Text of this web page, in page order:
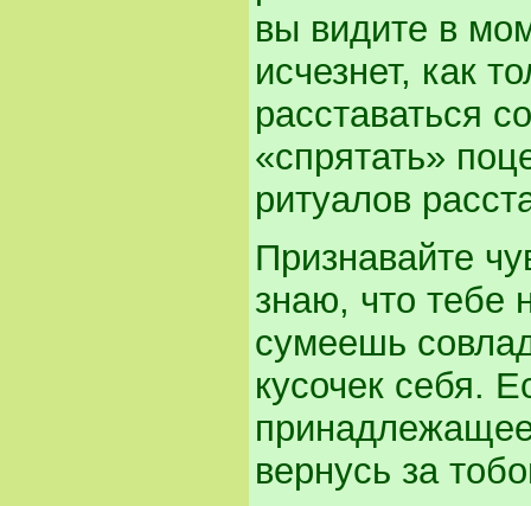
вы видите в
исчезнет, как
расставаться
«спрятать»
ритуалов
Признавайте
знаю, что тебе
сумеешь
кусочек себя.
вернусь за